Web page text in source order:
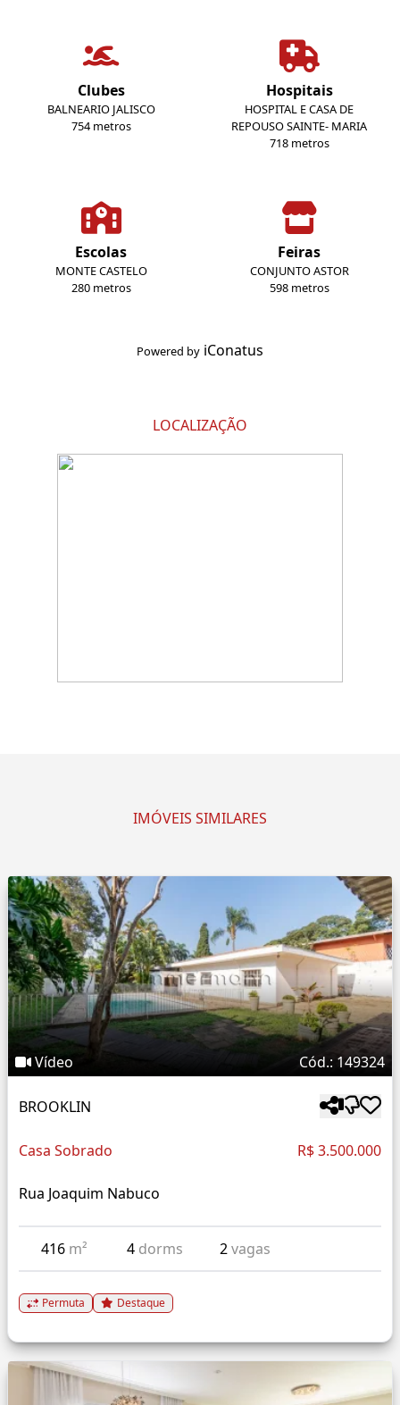
Clubes
BALNEARIO JALISCO
754 metros
Hospitais
HOSPITAL E CASA DE
REPOUSO SAINTE- MARIA
718 metros
Escolas
MONTE CASTELO
280 metros
Feiras
CONJUNTO ASTOR
598 metros
Powered by iConatus
LOCALIZAÇÃO
IMÓVEIS SIMILARES
Vídeo Cód.: 149324
BROOKLIN
Casa Sobrado R$ 3.500.000
Rua Joaquim Nabuco
416 m² 4 dorms 2vagas
Permuta Destaque